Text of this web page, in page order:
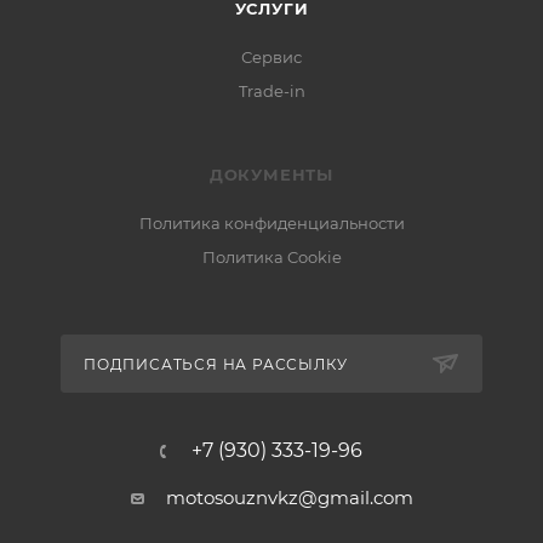
УСЛУГИ
Сервис
Trade-in
ДОКУМЕНТЫ
Политика конфиденциальности
Политика Cookie
ПОДПИСАТЬСЯ НА РАССЫЛКУ
+7 (930) 333-19-96
motosouznvkz@gmail.com